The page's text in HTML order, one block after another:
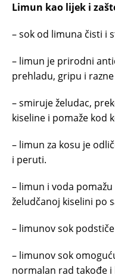
Limun kao lijek i
– sok od limuna čisti i
– limun je prirodni
prehladu, gripu i
– smiruje želudac,
kiseline i pomaže kod
– limun za kosu je
i peruti.
– limun i voda
želudčanoj kiselini po
– limunov sok
– limunov sok
normalan rad takođe